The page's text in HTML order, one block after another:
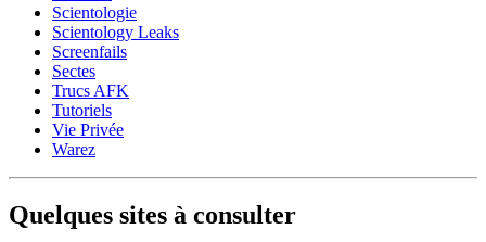
Scientologie
Scientology Leaks
Screenfails
Sectes
Trucs AFK
Tutoriels
Vie Privée
Warez
Quelques sites à consulter